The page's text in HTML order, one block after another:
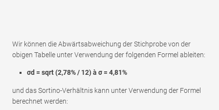
Wir können die Abwärtsabweichung der Stichprobe von der
obigen Tabelle unter Verwendung der folgenden Formel ableiten:
σd = sqrt (2,78% / 12) à σ = 4,81%
und das Sortino-Verhältnis kann unter Verwendung der Formel
berechnet werden: